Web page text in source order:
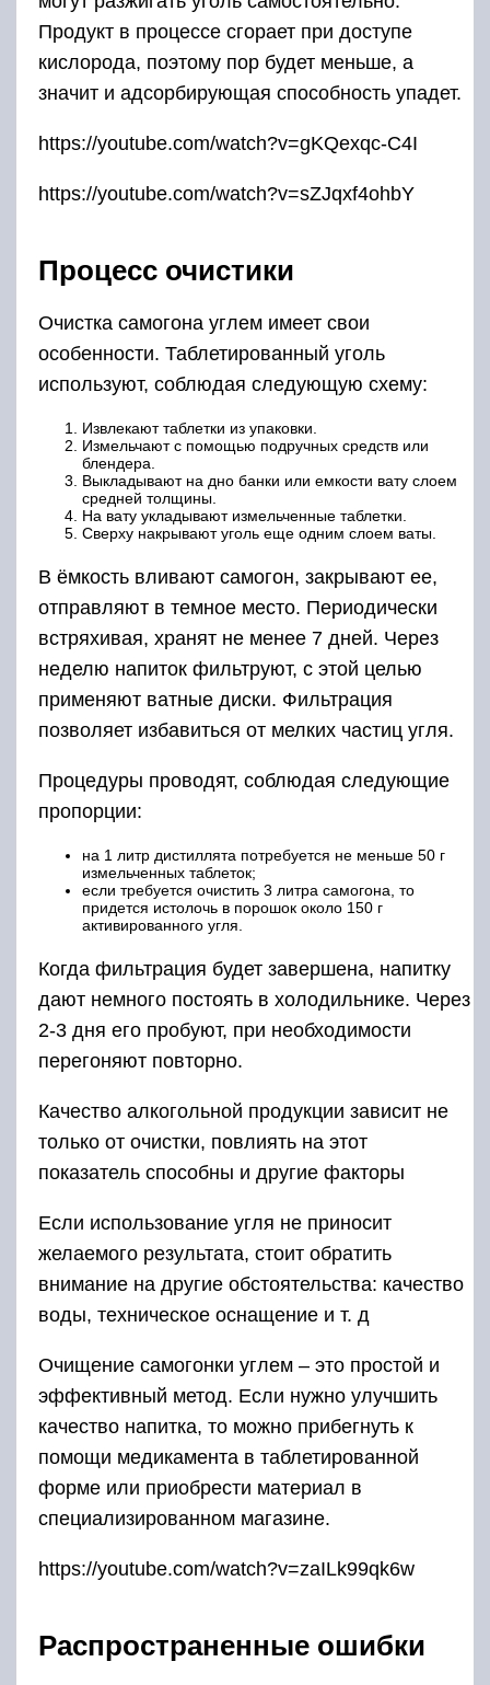
Продукт в процессе сгорает при доступе
кислорода, поэтому пор будет меньше, а
значит и адсорбирующая способность упадет.
https://youtube.com/watch?v=gKQexqc-C4I
https://youtube.com/watch?v=sZJqxf4ohbY
Процесс очистики
Очистка самогона углем имеет свои
особенности. Таблетированный уголь
используют, соблюдая следующую схему:
Извлекают таблетки из упаковки.
Измельчают с помощью подручных средств или
блендера.
Выкладывают на дно банки или емкости вату слоем
средней толщины.
На вату укладывают измельченные таблетки.
Сверху накрывают уголь еще одним слоем ваты.
В ёмкость вливают самогон, закрывают ее,
отправляют в темное место. Периодически
встряхивая, хранят не менее 7 дней. Через
неделю напиток фильтруют, с этой целью
применяют ватные диски. Фильтрация
позволяет избавиться от мелких частиц угля.
Процедуры проводят, соблюдая следующие
пропорции:
на 1 литр дистиллята потребуется не меньше 50 г
измельченных таблеток;
если требуется очистить 3 литра самогона, то
придется истолочь в порошок около 150 г
активированного угля.
Когда фильтрация будет завершена, напитку
дают немного постоять в холодильнике. Через
2-3 дня его пробуют, при необходимости
перегоняют повторно.
Качество алкогольной продукции зависит не
только от очистки, повлиять на этот
показатель способны и другие факторы
Если использование угля не приносит
желаемого результата, стоит обратить
внимание на другие обстоятельства: качество
воды, техническое оснащение и т. д
Очищение самогонки углем – это простой и
эффективный метод. Если нужно улучшить
качество напитка, то можно прибегнуть к
помощи медикамента в таблетированной
форме или приобрести материал в
специализированном магазине.
https://youtube.com/watch?v=zaILk99qk6w
Распространенные ошибки